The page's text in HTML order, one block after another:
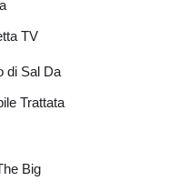
TV
di Sal Da
Trattata
Big